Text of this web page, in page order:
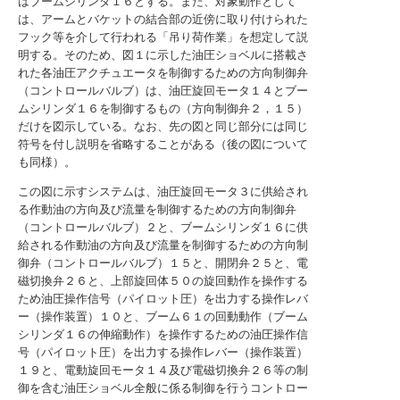
は、アームとバケットの結合部の近傍に取り付けられた
フック等を介して行われる「吊り荷作業」を想定して説
明する。そのため、図１に示した油圧ショベルに搭載さ
れた各油圧アクチュエータを制御するための方向制御弁
（コントロールバルブ）は、油圧旋回モータ１４とブー
ムシリンダ１６を制御するもの（方向制御弁２，１５）
だけを図示している。なお、先の図と同じ部分には同じ
符号を付し説明を省略することがある（後の図について
も同様）。
この図に示すシステムは、油圧旋回モータ３に供給され
る作動油の方向及び流量を制御するための方向制御弁
（コントロールバルブ）２と、ブームシリンダ１６に供
給される作動油の方向及び流量を制御するための方向制
御弁（コントロールバルブ）１５と、開閉弁２５と、電
磁切換弁２６と、上部旋回体５０の旋回動作を操作する
ため油圧操作信号（パイロット圧）を出力する操作レバ
ー（操作装置）１０と、ブーム６１の回動動作（ブーム
シリンダ１６の伸縮動作）を操作するための油圧操作信
号（パイロット圧）を出力する操作レバー（操作装置）
１９と、電動旋回モータ１４及び電磁切換弁２６等の制
御を含む油圧ショベル全般に係る制御を行うコントロー